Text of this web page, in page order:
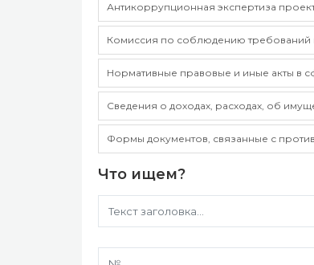
Антикоррупционная экспертиза
Комиссия по соблюдению требований
Нормативные правовые и иные акты в
Сведения о доходах, расходах, об
Формы документов, связанные с
Что ищем?